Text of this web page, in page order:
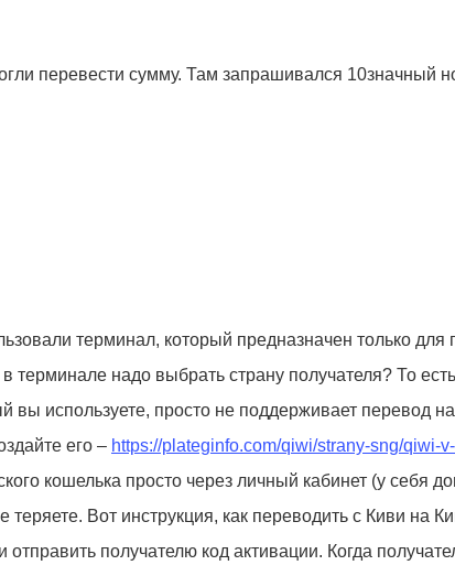
перевести сумму. Там запрашивался
терминал, который предназначен только
терминале надо выбрать страну получателя? То
вы используете, просто не поддерживает перевод
его – https://plateginfo.com/qiwi/strany-sng/qiwi-
кошелька просто через личный кабинет (у себя
Вот инструкция, как переводить с Киви на
получателю код активации. Когда